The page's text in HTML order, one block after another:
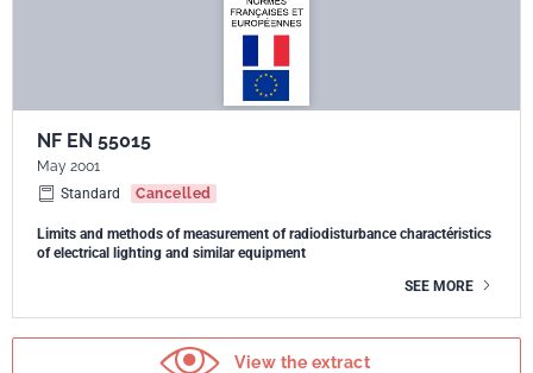
NF EN 55015
May 2001
Standard
Cancelled
Limits and methods of measurement of radiodisturbance charactéristics
of electrical lighting and similar equipment
SEE MORE
View the extract